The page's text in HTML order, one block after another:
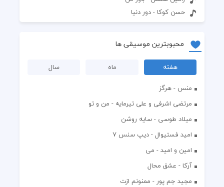
حسن کوکا - دور دنیا
محبوبترین موسیقی ها
هفته ماه
سال
منس - هرگز
مرتضی اشرفی و علی تیرمایه - من و تو
میلاد طوسی - سایه روشن
اميد فستيوال - ديپ سنس ۷
امین و امید - می
آرکا - عشق محال
مجید جم پور - ممنونم ازت